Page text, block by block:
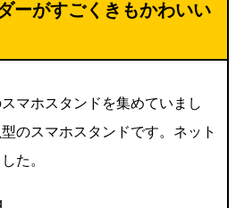
ーがすごくきもかわいい
マホスタンドを集めていまし
のスマホスタンドです。ネット
た。